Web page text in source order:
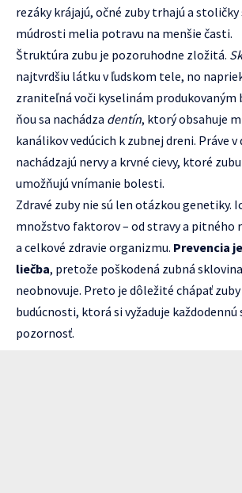
rezáky krájajú, očné zuby trhajú a stoličky
múdrosti melia potravu na menšie časti.
Štruktúra zubu je pozoruhodne zložitá.
najtvrdšiu látku v ľudskom tele, no
zraniteľná voči kyselinám produkovaným
ňou sa nachádza dentín, ktorý obsahuje
kanálikov vedúcich k zubnej dreni. Práve v
nachádzajú nervy a krvné cievy, ktoré
umožňujú vnímanie bolesti.
Zdravé zuby nie sú len otázkou genetiky.
množstvo faktorov – od stravy a pitného
a celkové zdravie organizmu. Prevencia
liečba, pretože poškodená zubná
neobnovuje. Preto je dôležité chápať
budúcnosti, ktorá si vyžaduje
pozornosť.